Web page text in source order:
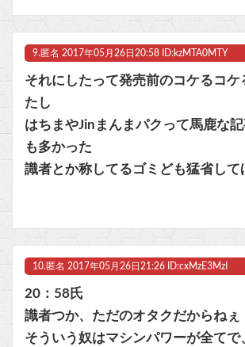
9. 匿名 2017年05月26日20:58 ID:kzMTA0MTY
それにしたって発売前のコケるコケ
たし
はちまやJinまんまパクって馬鹿な
も多かった
識者とか称してるゴミども猛省して
10. 匿名 2017年05月26日21:26 ID:cxMzE3MzI
20：58氏
識者つか、ただのオタクだからねぇ
そういう奴はマシンパワーが全てで